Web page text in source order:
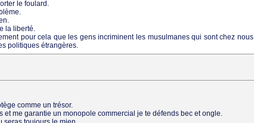
le foulard.
la liberté.
pour cela que les gens incriminent les musulmanes qui sont chez nous
politiques étrangères.
comme un trésor.
et me garantie un monopole commercial je te défends bec et ongle.